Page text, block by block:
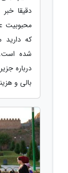
دقیقا
محبوبیت
که
شده است.
درباره
بالی و